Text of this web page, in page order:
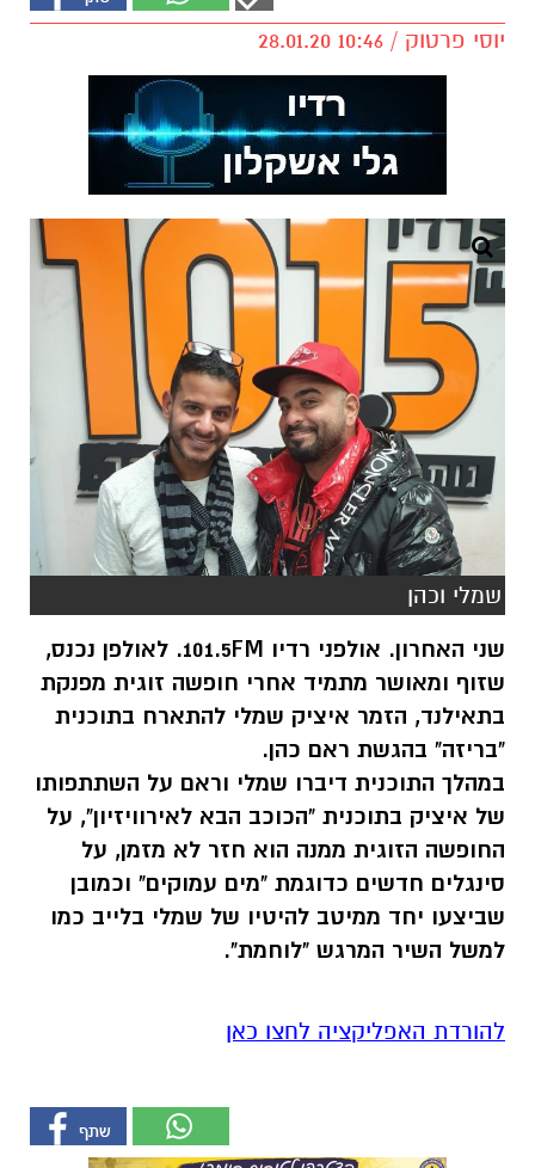
יוסי פרטוק / 10:46 28.01.20
שמלי וכהן
שני האחרון. אולפני רדיו 101.5FM. לאולפן נכנס,
שזוף ומאושר מתמיד אחרי חופשה זוגית מפנקת
בתאילנד, הזמר איציק שמלי להתארח בתוכנית
"בריזה" בהגשת ראם כהן.
במהלך התוכנית דיברו שמלי וראם על השתתפותו
של איציק בתוכנית "הכוכב הבא לאירוויזיון", על
החופשה הזוגית ממנה הוא חזר לא מזמן, על
סינגלים חדשים כדוגמת "מים עמוקים" וכמובן
שביצעו יחד ממיטב להיטיו של שמלי בלייב כמו
למשל השיר המרגש "לוחמת".
להורדת האפליקציה לחצו כאן